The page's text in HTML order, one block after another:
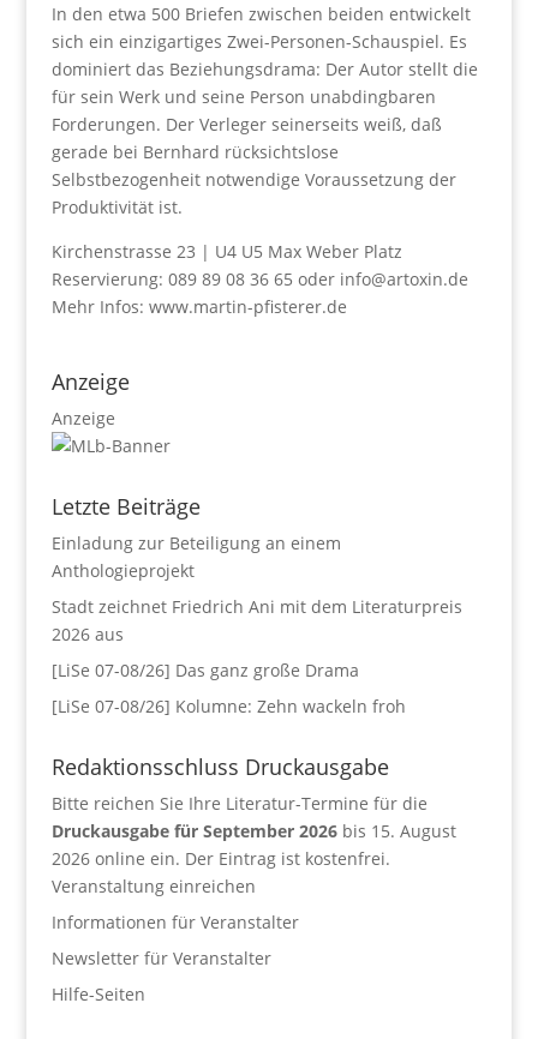
In den etwa 500 Briefen zwischen beiden entwickelt
sich ein einzigartiges Zwei-Personen-Schauspiel. Es
dominiert das Beziehungsdrama: Der Autor stellt die
für sein Werk und seine Person unabdingbaren
Forderungen. Der Verleger seinerseits weiß, daß
gerade bei Bernhard rücksichtslose
Selbstbezogenheit notwendige Voraussetzung der
Produktivität ist.
Kirchenstrasse 23 | U4 U5 Max Weber Platz
Reservierung: 089 89 08 36 65 oder info@artoxin.de
Mehr Infos: www.martin-pfisterer.de
Anzeige
Anzeige
Letzte Beiträge
Einladung zur Beteiligung an einem
Anthologieprojekt
Stadt zeichnet Friedrich Ani mit dem Literaturpreis
2026 aus
[LiSe 07-08/26] Das ganz große Drama
[LiSe 07-08/26] Kolumne: Zehn wackeln froh
Redaktionsschluss Druckausgabe
Bitte reichen Sie Ihre Literatur-Termine für die
Druckausgabe für September 2026bis 15. August
2026 online ein. Der Eintrag ist kostenfrei.
Veranstaltung einreichen
Informationen für Veranstalter
Newsletter für Veranstalter
Hilfe-Seiten